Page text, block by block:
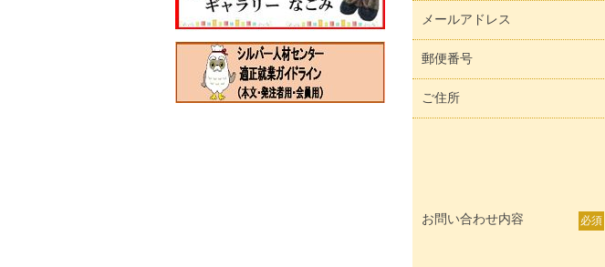
メールアドレス
郵便番号
ご住所
お問い合わせ内容 必須